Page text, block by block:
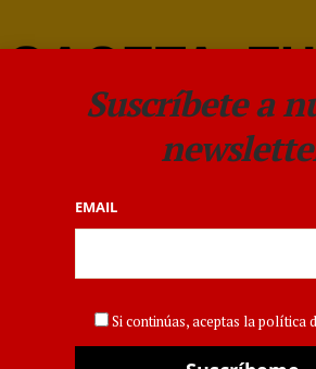
Las 10 mejores
Suscríbete a
EMAIL
Si continúas, aceptas la política